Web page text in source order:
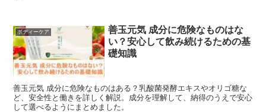
ボディーケア
善玉元気 成分に危険なものはな
い？安心して飲み続けるための基
礎知識
善玉元気 成分に危険なものはある？乳酸菌発酵エキスやオリゴ糖な
ど、安全性と働きを詳しく解説。成分を理解して、納得のうえで安心
して選べるようにまとめました。